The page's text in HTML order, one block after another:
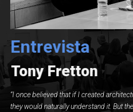
Entrevista
Tony Fretton
“I once believed that if I created
they would naturally understand it. But